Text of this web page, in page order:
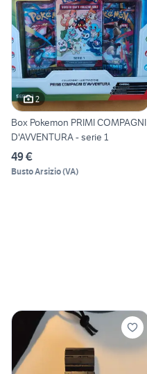
2
Box Pokemon PRIMI COMPAGNI
D'AVVENTURA - serie 1
49 €
Busto Arsizio(VA)